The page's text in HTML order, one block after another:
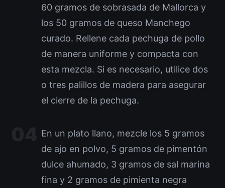
60 gramos de sobrasada de Mallorca y
los 50 gramos de queso Manchego
curado. Rellene cada pechuga de pollo
de manera uniforme y compacta con
esta mezcla. Si es necesario, utilice dos
o tres palillos de madera para asegurar
el cierre de la pechuga.
En un plato llano, mezcle los 5 gramos
de ajo en polvo, 5 gramos de pimentón
dulce ahumado, 3 gramos de sal marina
fina y 2 gramos de pimienta negra